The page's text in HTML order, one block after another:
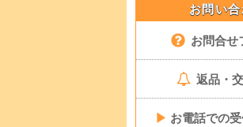
お問い
お問合せ
返品・
▶ お電話での